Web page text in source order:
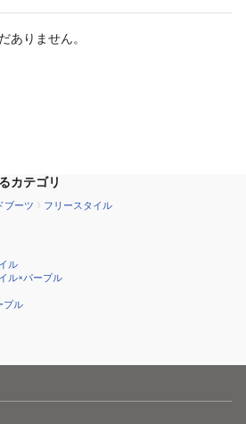
ありません。
カテゴリ
ブーツ フリースタイル
ル
ル×パープル
プル